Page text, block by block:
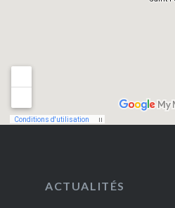
ACTUALITÉS